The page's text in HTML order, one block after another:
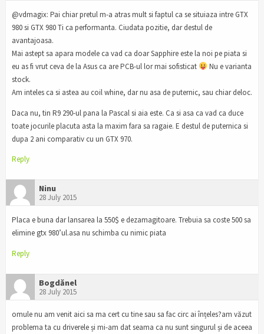
@vdmagix: Pai chiar pretul m-a atras mult si faptul ca se situiaza intre GTX
980 si GTX 980 Ti ca performanta. Ciudata pozitie, dar destul de
avantajoasa.
Mai astept sa apara modele ca vad ca doar Sapphire este la noi pe piata si
eu as fi vrut ceva de la Asus ca are PCB-ul lor mai sofisticat
Nu e varianta
stock.
Am inteles ca si astea au coil whine, dar nu asa de puternic, sau chiar deloc.
Daca nu, tin R9 290-ul pana la Pascal si aia este. Ca si asa ca vad ca duce
toate jocurile placuta asta la maxim fara sa ragaie. E destul de puternica si
dupa 2 ani comparativ cu un GTX 970.
Reply
Ninu
28 July 2015
Placa e buna dar lansarea la 550$ e dezamagitoare. Trebuia sa coste 500 sa
elimine gtx 980’ul.asa nu schimba cu nimic piata
Reply
Bogdănel
28 July 2015
omule nu am venit aici sa ma cert cu tine sau sa fac circ ai înțeles?am văzut
problema ta cu driverele și mi-am dat seama ca nu sunt singurul și de aceea